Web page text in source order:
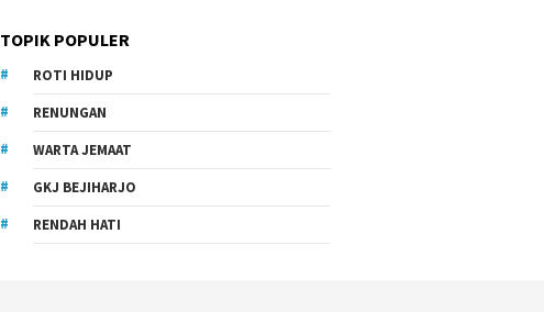
TOPIK POPULER
ROTI HIDUP
RENUNGAN
WARTA JEMAAT
GKJ BEJIHARJO
RENDAH HATI